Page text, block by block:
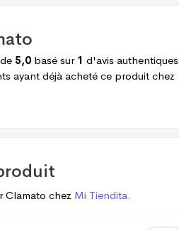
5,0 basé sur 1 d'avis authentiques
ayant déjà acheté ce produit chez
Clamato chez Mi Tiendita.